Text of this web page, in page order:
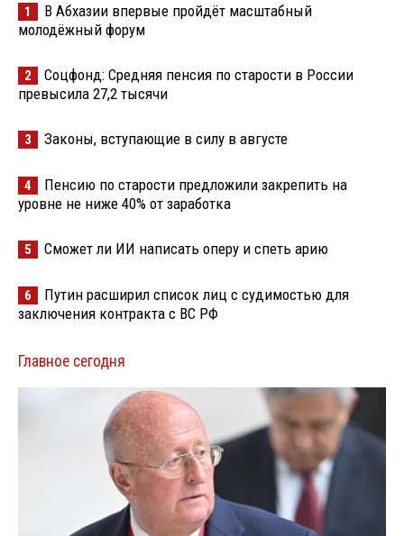
1
В Абхазии впервые пройдёт масштабный
молодёжный форум
2
Соцфонд: Средняя пенсия по старости в России
превысила 27,2 тысячи
3 Законы, вступающие в силу в августе
4
Пенсию по старости предложили закрепить на
уровне не ниже 40% от заработка
5 Сможет ли ИИ написать оперу и спеть арию
6
Путин расширил список лиц с судимостью для
заключения контракта с ВС РФ
Главное сегодня